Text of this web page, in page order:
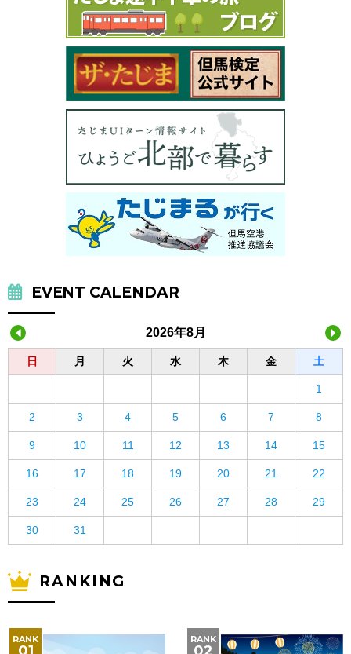
EVENT CALENDAR
2026年8月
日 月 火 水 木 金 土
1
2 3 4 5 6 7 8
9 10 11 12 13 14 15
16 17 18 19 20 21 22
23 24 25 26 27 28 29
30 31
RANKING